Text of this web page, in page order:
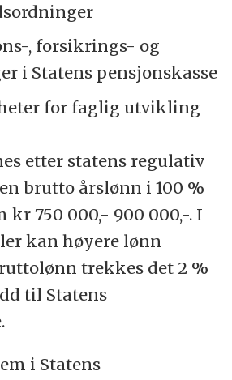
, forsikrings- og
i Statens pensjonskasse
for faglig utvikling
etter statens regulativ
en brutto årslønn i 100 %
750 000,- 900 000,-. I
kan høyere lønn
trekkes det 2 %
til Statens
i Statens